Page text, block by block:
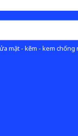
mặt - kẽm - kem chống